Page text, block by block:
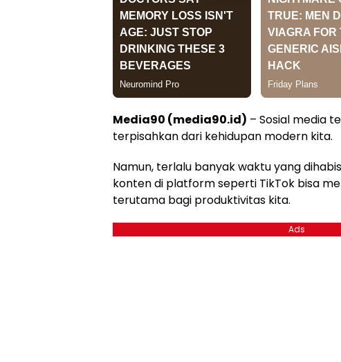
Media90 (media90.id) – Sosial media
terpisahkan dari kehidupan modern kita.
Namun, terlalu banyak waktu yang
konten di platform seperti TikTok bisa
terutama bagi produktivitas kita.
Ads